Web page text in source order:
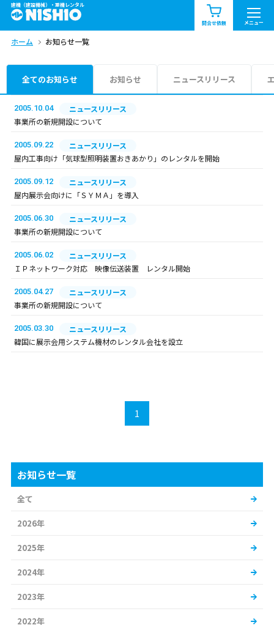
建機（建設機械）・重機レンタル
問合せ依頼 メニュー
商品一覧 お知らせ一覧
問合せ依頼リスト
エリア情報を見る
ホーム お知らせ一覧
全てのお知らせ お知らせ ニュースリリース
2005.10.04
ニュースリリース
事業所の新規開設について
2005.09.22
ニュースリリース
屋内工事向け「気球型照明装置おきあかり」のレンタルを開始
2005.09.12
ニュースリリース
屋内展示会向けに「ＳＹＭＡ」を導入
2005.06.30
ニュースリリース
事業所の新規開設について
2005.06.02
ニュースリリース
ＩＰネットワーク対応 映像伝送装置 レンタル開始
2005.04.27
ニュースリリース
事業所の新規開設について
2005.03.30
ニュースリリース
韓国に展示会用システム機材のレンタル会社を設立
1
お知らせ一覧
全て
2026年
2025年
2024年
2023年
2022年